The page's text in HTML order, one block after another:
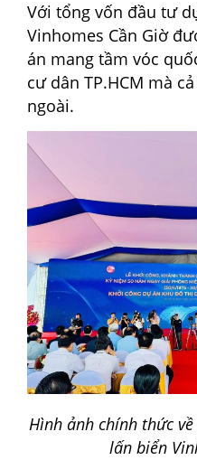
Với tổng vốn đầu tư
Vinhomes Cần Giờ
án mang tầm vóc
cư dân TP.HCM mà
ngoài.
Hình ảnh chính thức
lấn biển